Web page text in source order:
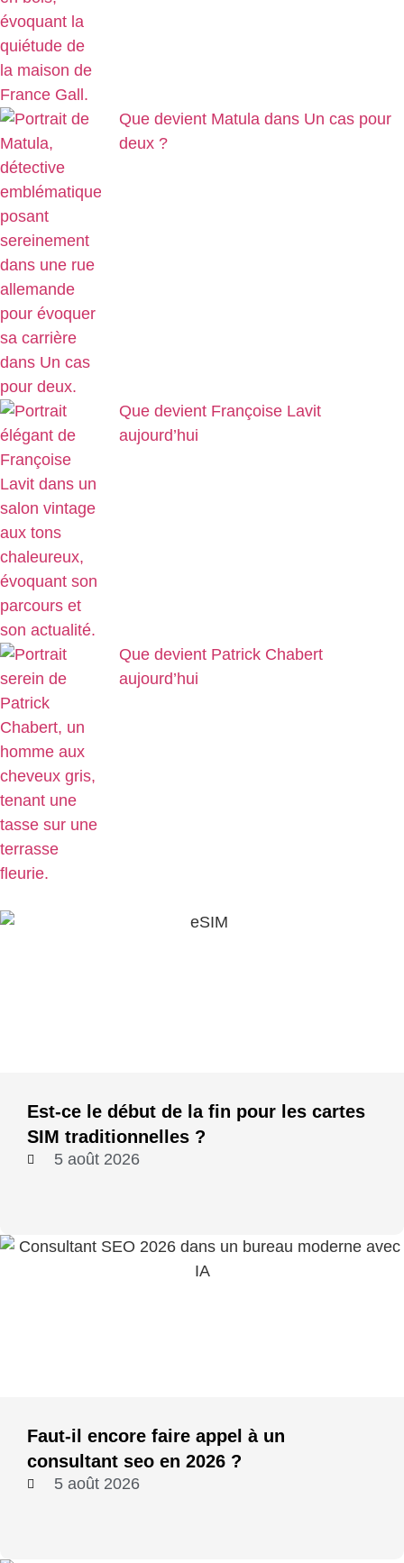
Que devient Matula dans Un cas pour
deux ?
Que devient Françoise Lavit
aujourd’hui
Que devient Patrick Chabert
aujourd’hui
Est-ce le début de la fin pour les cartes
SIM traditionnelles ?
5 août 2026
Faut-il encore faire appel à un
consultant seo en 2026 ?
5 août 2026